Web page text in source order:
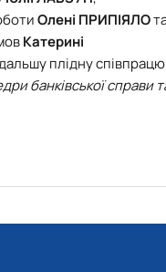
Олені ПРИПІЯЛО
Катерині
плідну
банківської справи